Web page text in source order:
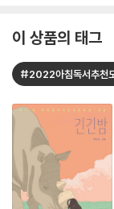
이 상품의 태그
#2022아침독서추천